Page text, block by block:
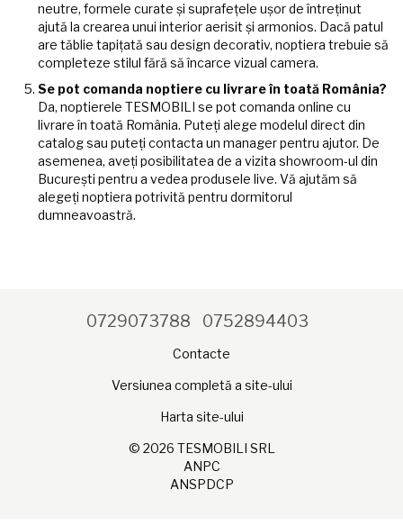
neutre, formele curate și suprafețele ușor de întreținut
ajută la crearea unui interior aerisit și armonios. Dacă patul
are tăblie tapițată sau design decorativ, noptiera trebuie să
completeze stilul fără să încarce vizual camera.
Se pot comanda noptiere cu livrare în toată România?
Da, noptierele TESMOBILI se pot comanda online cu
livrare în toată România. Puteți alege modelul direct din
catalog sau puteți contacta un manager pentru ajutor. De
asemenea, aveți posibilitatea de a vizita showroom-ul din
București pentru a vedea produsele live. Vă ajutăm să
alegeți noptiera potrivită pentru dormitorul
dumneavoastră.
0729073788 0752894403
Contacte
Versiunea completă a site-ului
Harta site-ului
© 2026 TESMOBILI SRL
ANPC
ANSPDCP